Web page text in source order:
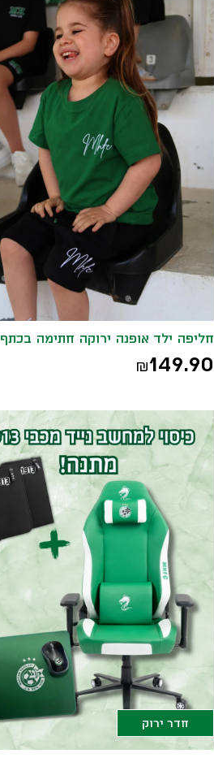
חליפה ילד אופנה ירוקה חתימה בכתף
₪149.90
חדר ירוק